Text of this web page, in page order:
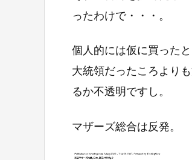
ったわけで・・・。
個人的には仮に買った
大統領だったころより
るか不透明ですし。
マザーズ総合は反発。